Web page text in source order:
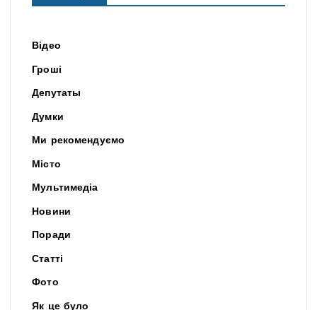
Відео
Гроші
Депутаты
Думки
Ми рекомендуємо
Місто
Мультимедіа
Новини
Поради
Статті
Фото
Як це було